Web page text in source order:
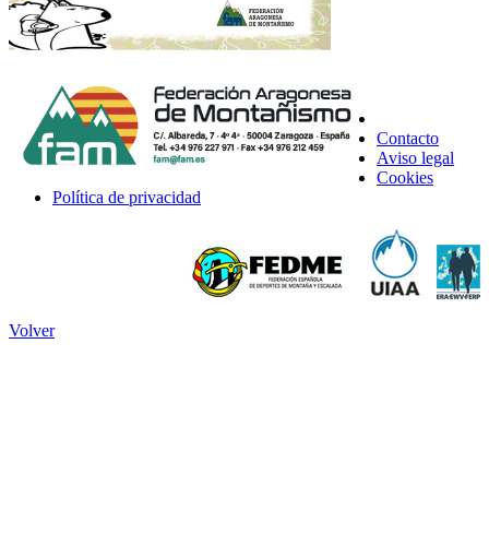
Contacto
Aviso legal
Cookies
Política de privacidad
Volver